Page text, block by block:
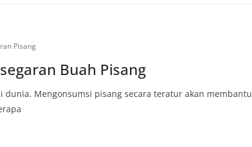
Pisang
Buah Pisang
Mengonsumsi pisang secara teratur akan membantu